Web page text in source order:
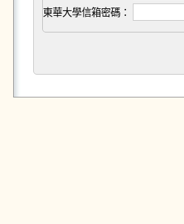
東華大學信箱密碼：